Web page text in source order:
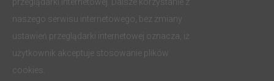
naszego serwisu internetowego, bez zmiany
ustawień przeglądarki internetowej oznacza, iż
użytkownik akceptuje stosowanie plików
cookies.